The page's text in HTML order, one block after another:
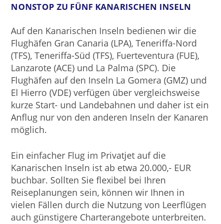
NONSTOP ZU FÜNF KANARISCHEN INSELN
Auf den Kanarischen Inseln bedienen wir die
Flughäfen Gran Canaria (LPA), Teneriffa-Nord
(TFS), Teneriffa-Süd (TFS), Fuerteventura (FUE),
Lanzarote (ACE) und La Palma (SPC). Die
Flughäfen auf den Inseln La Gomera (GMZ) und
El Hierro (VDE) verfügen über vergleichsweise
kurze Start- und Landebahnen und daher ist ein
Anflug nur von den anderen Inseln der Kanaren
möglich.
Ein einfacher Flug im Privatjet auf die
Kanarischen Inseln ist ab etwa 20.000,- EUR
buchbar. Sollten Sie flexibel bei Ihren
Reiseplanungen sein, können wir Ihnen in
vielen Fällen durch die Nutzung von Leerflügen
auch günstigere Charterangebote unterbreiten.